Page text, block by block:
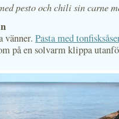
pesto och chili sin carne
vänner. Pasta med
på en solvarm klippa